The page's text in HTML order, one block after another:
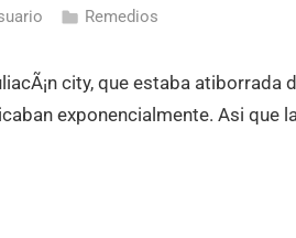
Remedios
city, que estaba
exponencialmente. Asi que